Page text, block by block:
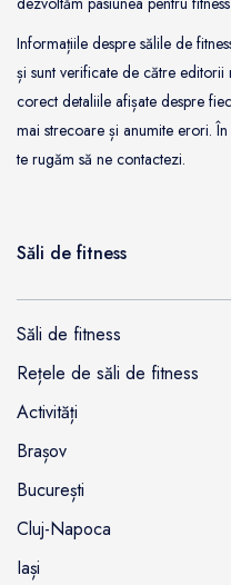
Informațiile despre sălile de
și sunt verificate de către
corect detaliile afișate despre
mai strecoare și anumite erori.
te rugăm să ne contactezi.
Săli de fitness
Săli de fitness
Rețele de săli de fitness
Activități
Brașov
București
Cluj-Napoca
Iași